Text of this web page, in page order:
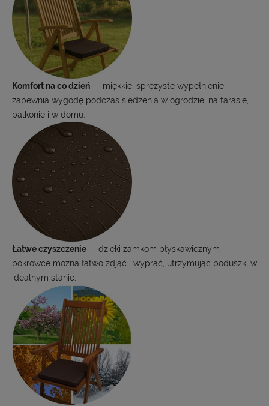
Komfort na co dzień — miękkie, sprężyste wypełnienie
zapewnia wygodę podczas siedzenia w ogrodzie, na tarasie,
balkonie i w domu.
Łatwe czyszczenie — dzięki zamkom błyskawicznym
pokrowce można łatwo zdjąć i wyprać, utrzymując poduszki w
idealnym stanie.